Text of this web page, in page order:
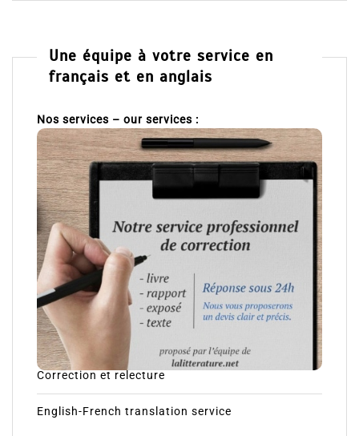
Une équipe à votre service en
français et en anglais
Nos services – our services :
Correction et relecture
English-French translation service